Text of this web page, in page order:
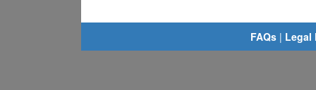
FAQs | Legal